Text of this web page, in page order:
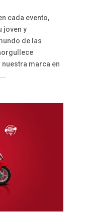
cada evento,
joven y
de las
marca en